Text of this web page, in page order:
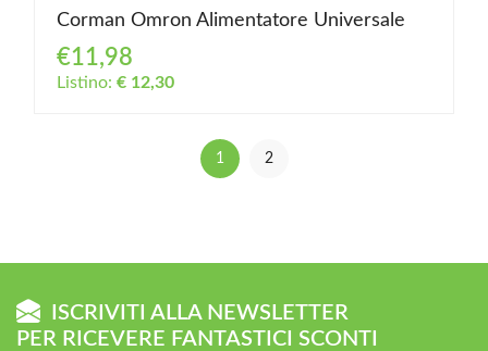
Corman Omron Alimentatore Universale
€11,98
Listino: € 12,30
1 2
ISCRIVITI ALLA NEWSLETTER
PER RICEVERE FANTASTICI SCONTI